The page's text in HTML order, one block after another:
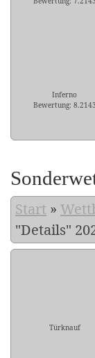
Inferno
Bewertung: 8.2143
Start »
"Details"
Türknauf